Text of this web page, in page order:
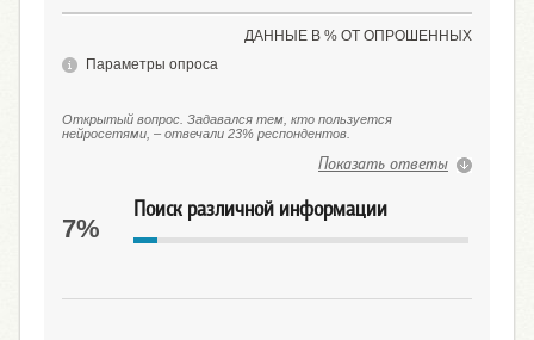
ДАННЫЕ В % ОТ ОПРОШЕННЫХ
Параметры опроса
Открытый вопрос. Задавался тем, кто пользуется
нейросетями, ‒ отвечали 23% респондентов.
Показать ответы
Поиск различной информации
7%